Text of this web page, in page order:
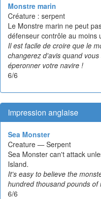
Monstre marin
Créature : serpent
Le Monstre marin ne peut
défenseur contrôle au moins
Il est facile de croire que le
changerez d'avis quand
éperonner votre navire !
6/6
Impression anglaise
Sea Monster
Creature — Serpent
Sea Monster can't attack
Island.
It's easy to believe the
hundred thousand pounds
6/6